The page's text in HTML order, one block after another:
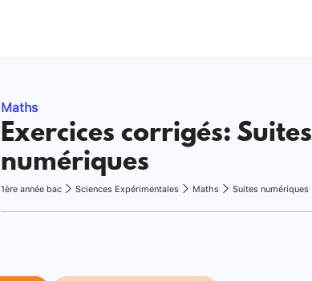
Maths
Exercices corrigés: Suites
numériques
1ère année bac Sciences Expérimentales Maths Suites numériques